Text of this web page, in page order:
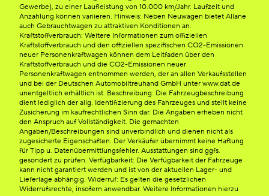
Gewerbe), zu einer Laufleistung von 10.000 km/Jahr. Laufzeit und
Anzahlung können variieren. Hinweis: Neben Neuwagen bietet Allane
auch Gebrauchtwagen zu attraktiven Konditionen an.
Kraftstoffverbrauch: Weitere Informationen zum offiziellen
Kraftstoffverbrauch und den offiziellen spezifischen CO2-Emissionen
neuer Personenkraftwagen können dem Leitfaden über den
Kraftstoffverbrauch und die CO2-Emissionen neuer
Personenkraftwagen entnommen werden, der an allen Verkaufsstellen
und bei der Deutschen Automobiltreuhand GmbH unter www.dat.de
unentgeltlich erhältlich ist. Beschreibung: Die Fahrzeugbeschreibung
dient lediglich der allg. Identifizierung des Fahrzeuges und stellt keine
Zusicherung im kaufrechtlichen Sinn dar. Die Angaben erheben nicht
den Anspruch auf Vollständigkeit. Die gemachten
Angaben/Beschreibungen sind unverbindlich und dienen nicht als
zugesicherte Eigenschaften. Der Verkäufer übernimmt keine Haftung
für Tipp u. Datenübermittlungsfehler. Ausstattungen sind ggfs.
gesondert zu prüfen. Verfügbarkeit: Die Verfügbarkeit der Fahrzeuge
kann nicht garantiert werden und ist von der aktuellen Lager- und
Lieferlage abhängig. Widerruf: Es gelten die gesetzlichen
Widerrufsrechte, insofern anwendbar. Weitere Informationen hierzu